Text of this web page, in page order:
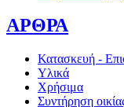
ΑΡΘΡΑ
Κατασκευή -
Υλικά
Χρήσιμα
Συντήρηση